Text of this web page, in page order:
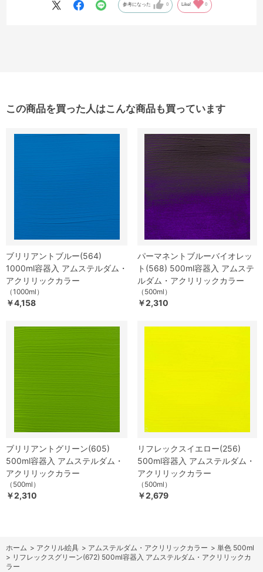
参考になった 0 Like! 0
この商品を買った人はこんな商品も買っています
ブリリアントブルー(564)
1000ml容器入 アムステルダム・
アクリリックカラー
（1000ml）
￥4,158
パーマネントブルーバイオレッ
ト(568) 500ml容器入 アムステ
ルダム・アクリリックカラー
（500ml）
￥2,310
ブリリアントグリーン(605)
500ml容器入 アムステルダム・
アクリリックカラー
（500ml）
￥2,310
リフレックスイエロー(256)
500ml容器入 アムステルダム・
アクリリックカラー
（500ml）
￥2,679
ホーム > アクリル絵具 > アムステルダム・アクリリックカラー > 単色 500ml
> リフレックスグリーン(672) 500ml容器入 アムステルダム・アクリリックカ
ラー